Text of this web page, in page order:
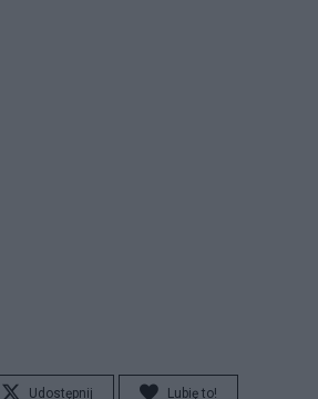
Udostępnij Lubię to!